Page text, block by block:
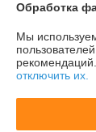
«Баел Крафт»
213-89
Обработка
Мы
рекомендаций.
отключить их.